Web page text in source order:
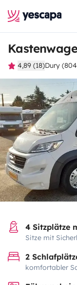
4,89 (18)Dury
4 Sitzplätze
Sitze mit
2
komfortabler